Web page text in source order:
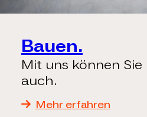
Bauen.
Mit uns können Sie
auch.
Mehr erfahren